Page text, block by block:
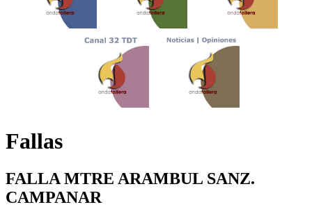
Fallas
FALLA MTRE ARAMBUL SANZ.
CAMPANAR